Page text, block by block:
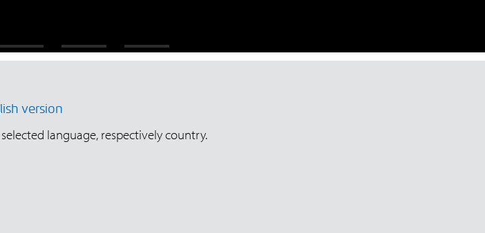
version
language, respectively country.